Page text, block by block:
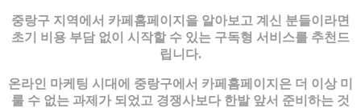
중랑구 지역에서 카페홈페이지을 알아보고 계신 분들이라면
초기 비용 부담 없이 시작할 수 있는 구독형 서비스를 추천드
립니다.
온라인 마케팅 시대에 중랑구에서 카페홈페이지은 더 이상 미
룰 수 없는 과제가 되었고 경쟁사보다 한발 앞서 준비하는 것